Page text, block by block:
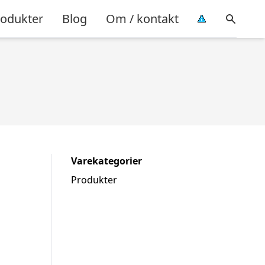
Blog Om / kontakt
Varekategorier
Produkter